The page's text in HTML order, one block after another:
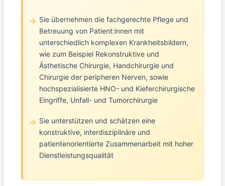
Sie übernehmen die fachgerechte Pflege und
Betreuung von Patient:innen mit
unterschiedlich komplexen Krankheitsbildern,
wie zum Beispiel Rekonstruktive und
Ästhetische Chirurgie, Handchirurgie und
Chirurgie der peripheren Nerven, sowie
hochspezialisierte HNO- und Kieferchirurgische
Eingriffe, Unfall- und Tumorchirurgie
Sie unterstützen und schätzen eine
konstruktive, interdisziplinäre und
patientenorientierte Zusammenarbeit mit hoher
Dienstleistungsqualität